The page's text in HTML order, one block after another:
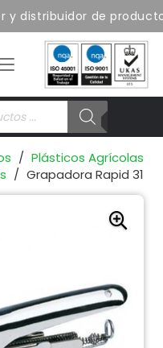
y distribuidor de
/ Plásticos Agrícolas
/ Grapadora Rapid 31